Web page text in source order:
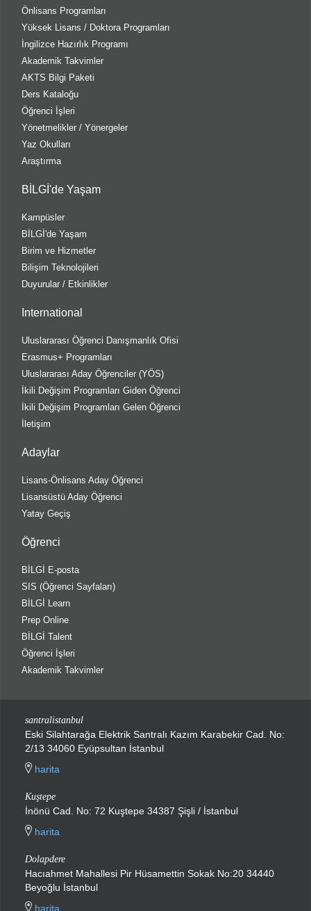
Önlisans Programları
Yüksek Lisans / Doktora Programları
İngilizce Hazırlık Programı
Akademik Takvimler
AKTS Bilgi Paketi
Ders Kataloğu
Öğrenci İşleri
Yönetmelikler / Yönergeler
Yaz Okulları
Araştırma
BİLGİ'de Yaşam
Kampüsler
BİLGİ'de Yaşam
Birim ve Hizmetler
Bilişim Teknolojileri
Duyurular / Etkinlikler
International
Uluslararası Öğrenci Danışmanlık Ofisi
Erasmus+ Programları
Uluslararası Aday Öğrenciler (YÖS)
İkili Değişim Programları Giden Öğrenci
İkili Değişim Programları Gelen Öğrenci
İletişim
Adaylar
Lisans-Önlisans Aday Öğrenci
Lisansüstü Aday Öğrenci
Yatay Geçiş
Öğrenci
BİLGİ E-posta
SIS (Öğrenci Sayfaları)
BİLGİ Learn
Prep Online
BİLGİ Talent
Öğrenci İşleri
Akademik Takvimler
santralistanbul
Eski Silahtarağa Elektrik Santralı Kazım Karabekir Cad. No:
2/13 34060 Eyüpsultan İstanbul
harita
Kuştepe
İnönü Cad. No: 72 Kuştepe 34387 Şişli / İstanbul
harita
Dolapdere
Hacıahmet Mahallesi Pir Hüsamettin Sokak No:20 34440
Beyoğlu İstanbul
harita